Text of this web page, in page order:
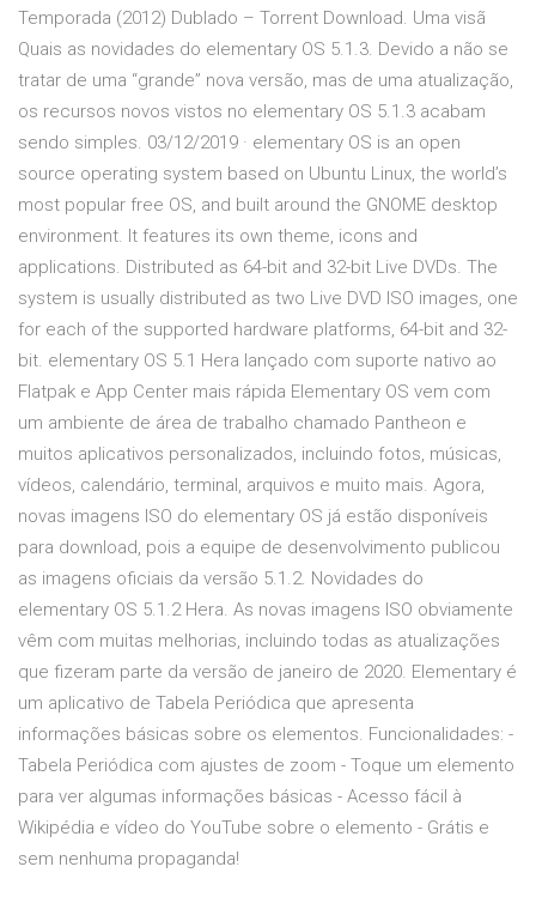
Temporada (2012) Dublado – Torrent Download. Uma visã
Quais as novidades do elementary OS 5.1.3. Devido a não se
tratar de uma “grande” nova versão, mas de uma atualização,
os recursos novos vistos no elementary OS 5.1.3 acabam
sendo simples. 03/12/2019 · elementary OS is an open
source operating system based on Ubuntu Linux, the world’s
most popular free OS, and built around the GNOME desktop
environment. It features its own theme, icons and
applications. Distributed as 64-bit and 32-bit Live DVDs. The
system is usually distributed as two Live DVD ISO images, one
for each of the supported hardware platforms, 64-bit and 32-
bit. elementary OS 5.1 Hera lançado com suporte nativo ao
Flatpak e App Center mais rápida Elementary OS vem com
um ambiente de área de trabalho chamado Pantheon e
muitos aplicativos personalizados, incluindo fotos, músicas,
vídeos, calendário, terminal, arquivos e muito mais. Agora,
novas imagens ISO do elementary OS já estão disponíveis
para download, pois a equipe de desenvolvimento publicou
as imagens oficiais da versão 5.1.2. Novidades do
elementary OS 5.1.2 Hera. As novas imagens ISO obviamente
vêm com muitas melhorias, incluindo todas as atualizações
que fizeram parte da versão de janeiro de 2020. Elementary é
um aplicativo de Tabela Periódica que apresenta
informações básicas sobre os elementos. Funcionalidades: -
Tabela Periódica com ajustes de zoom - Toque um elemento
para ver algumas informações básicas - Acesso fácil à
Wikipédia e vídeo do YouTube sobre o elemento - Grátis e
sem nenhuma propaganda!